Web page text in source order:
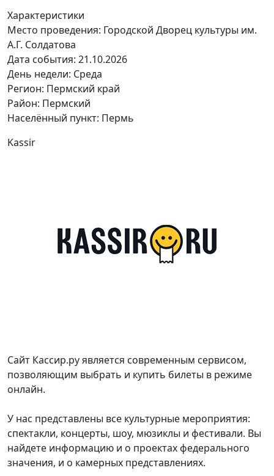
Характеристики
Место проведения: Городской Дворец культуры им.
А.Г. Солдатова
Дата события: 21.10.2026
День недели: Среда
Регион: Пермский край
Район: Пермский
Населённый пункт: Пермь
Kassir
Сайт Кассир.ру является современным сервисом,
позволяющим выбрать и купить билеты в режиме
онлайн.
У нас представлены все культурные мероприятия:
спектакли, концерты, шоу, мюзиклы и фестивали. Вы
найдете информацию и о проектах федерального
значения, и о камерных представлениях.